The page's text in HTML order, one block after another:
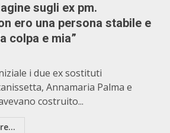
sugli ex pm.
ero una persona stabile e
colpa e mia”
i due ex sostituti
Annamaria Palma e
costruito...